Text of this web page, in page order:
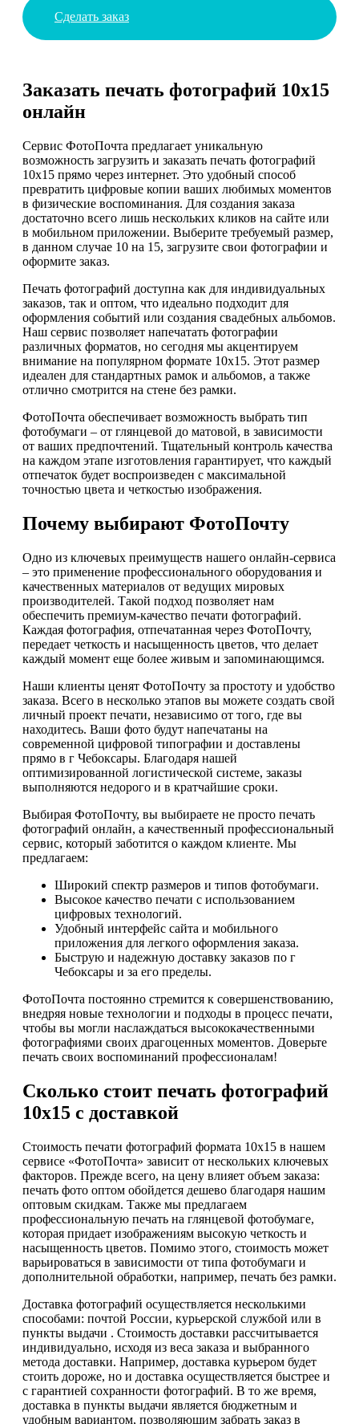
Сделать заказ
Заказать печать фотографий 10х15
онлайн
Сервис ФотоПочта предлагает уникальную
возможность загрузить и заказать печать фотографий
10х15 прямо через интернет. Это удобный способ
превратить цифровые копии ваших любимых моментов
в физические воспоминания. Для создания заказа
достаточно всего лишь нескольких кликов на сайте или
в мобильном приложении. Выберите требуемый размер,
в данном случае 10 на 15, загрузите свои фотографии и
оформите заказ.
Печать фотографий доступна как для индивидуальных
заказов, так и оптом, что идеально подходит для
оформления событий или создания свадебных альбомов.
Наш сервис позволяет напечатать фотографии
различных форматов, но сегодня мы акцентируем
внимание на популярном формате 10х15. Этот размер
идеален для стандартных рамок и альбомов, а также
отлично смотрится на стене без рамки.
ФотоПочта обеспечивает возможность выбрать тип
фотобумаги – от глянцевой до матовой, в зависимости
от ваших предпочтений. Тщательный контроль качества
на каждом этапе изготовления гарантирует, что каждый
отпечаток будет воспроизведен с максимальной
точностью цвета и четкостью изображения.
Почему выбирают ФотоПочту
Одно из ключевых преимуществ нашего онлайн-сервиса
– это применение профессионального оборудования и
качественных материалов от ведущих мировых
производителей. Такой подход позволяет нам
обеспечить премиум-качество печати фотографий.
Каждая фотография, отпечатанная через ФотоПочту,
передает четкость и насыщенность цветов, что делает
каждый момент еще более живым и запоминающимся.
Наши клиенты ценят ФотоПочту за простоту и удобство
заказа. Всего в несколько этапов вы можете создать свой
личный проект печати, независимо от того, где вы
находитесь. Ваши фото будут напечатаны на
современной цифровой типографии и доставлены
прямо в г Чебоксары. Благодаря нашей
оптимизированной логистической системе, заказы
выполняются недорого и в кратчайшие сроки.
Выбирая ФотоПочту, вы выбираете не просто печать
фотографий онлайн, а качественный профессиональный
сервис, который заботится о каждом клиенте. Мы
предлагаем:
Широкий спектр размеров и типов фотобумаги.
Высокое качество печати с использованием
цифровых технологий.
Удобный интерфейс сайта и мобильного
приложения для легкого оформления заказа.
Быструю и надежную доставку заказов по г
Чебоксары и за его пределы.
ФотоПочта постоянно стремится к совершенствованию,
внедряя новые технологии и подходы в процесс печати,
чтобы вы могли наслаждаться высококачественными
фотографиями своих драгоценных моментов. Доверьте
печать своих воспоминаний профессионалам!
Сколько стоит печать фотографий
10х15 с доставкой
Стоимость печати фотографий формата 10х15 в нашем
сервисе «ФотоПочта» зависит от нескольких ключевых
факторов. Прежде всего, на цену влияет объем заказа:
печать фото оптом обойдется дешево благодаря нашим
оптовым скидкам. Также мы предлагаем
профессиональную печать на глянцевой фотобумаге,
которая придает изображениям высокую четкость и
насыщенность цветов. Помимо этого, стоимость может
варьироваться в зависимости от типа фотобумаги и
дополнительной обработки, например, печать без рамки.
Доставка фотографий осуществляется несколькими
способами: почтой России, курьерской службой или в
пункты выдачи . Стоимость доставки рассчитывается
индивидуально, исходя из веса заказа и выбранного
метода доставки. Например, доставка курьером будет
стоить дороже, но и доставка осуществляется быстрее и
с гарантией сохранности фотографий. В то же время,
доставка в пункты выдачи является бюджетным и
удобным вариантом, позволяющим забрать заказ в